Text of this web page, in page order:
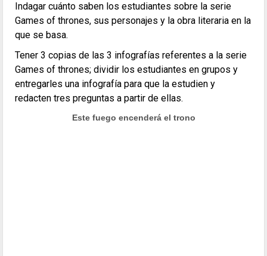
Indagar cuánto saben los estudiantes sobre la serie
Games of thrones, sus personajes y la obra literaria en la
que se basa.
Tener 3 copias de las 3 infografías referentes a la serie
Games of thrones; dividir los estudiantes en grupos y
entregarles una infografía para que la estudien y
redacten tres preguntas a partir de ellas.
Este fuego encenderá el trono